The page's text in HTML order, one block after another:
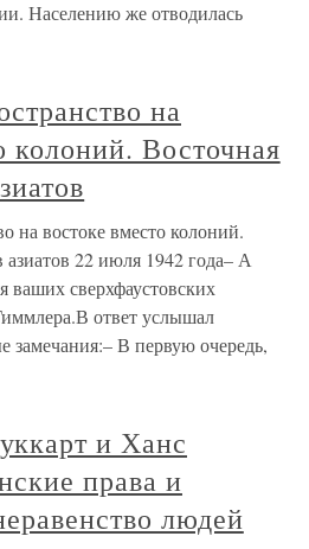
Населению же отводилась
на
колоний. Восточная
на востоке вместо колоний.
азиатов 22 июля 1942 года– А
ваших сверхфаустовских
ответ услышал
В первую очередь,
и Ханс
права и
людей